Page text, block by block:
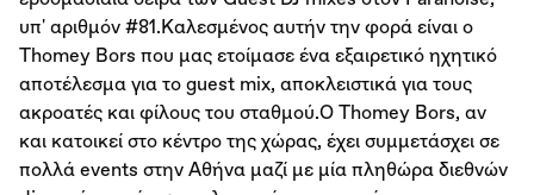
υπ' αριθμόν #81.Καλεσμένος αυτήν την φορά είναι ο
Thomey Bors που μας ετοίμασε ένα εξαιρετικό ηχητικό
αποτέλεσμα για το guest mix, αποκλειστικά για τους
ακροατές και φίλους του σταθμού.Ο Thomey Bors, αν
και κατοικεί στο κέντρο της χώρας, έχει συμμετάσχει σε
πολλά events στην Αθήνα μαζί με μία πληθώρα διεθνών